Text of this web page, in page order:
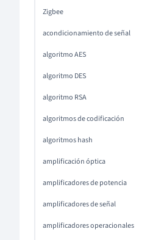
Zigbee
acondicionamiento de señal
algoritmo AES
algoritmo DES
algoritmo RSA
algoritmos de codificación
algoritmos hash
amplificación óptica
amplificadores de potencia
amplificadores de señal
amplificadores operacionales